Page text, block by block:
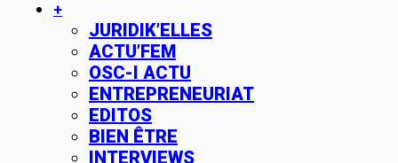
+
JURIDIK’ELLES
ACTU’FEM
OSC-I ACTU
ENTREPRENEURIAT
EDITOS
BIEN ÊTRE
INTERVIEWS